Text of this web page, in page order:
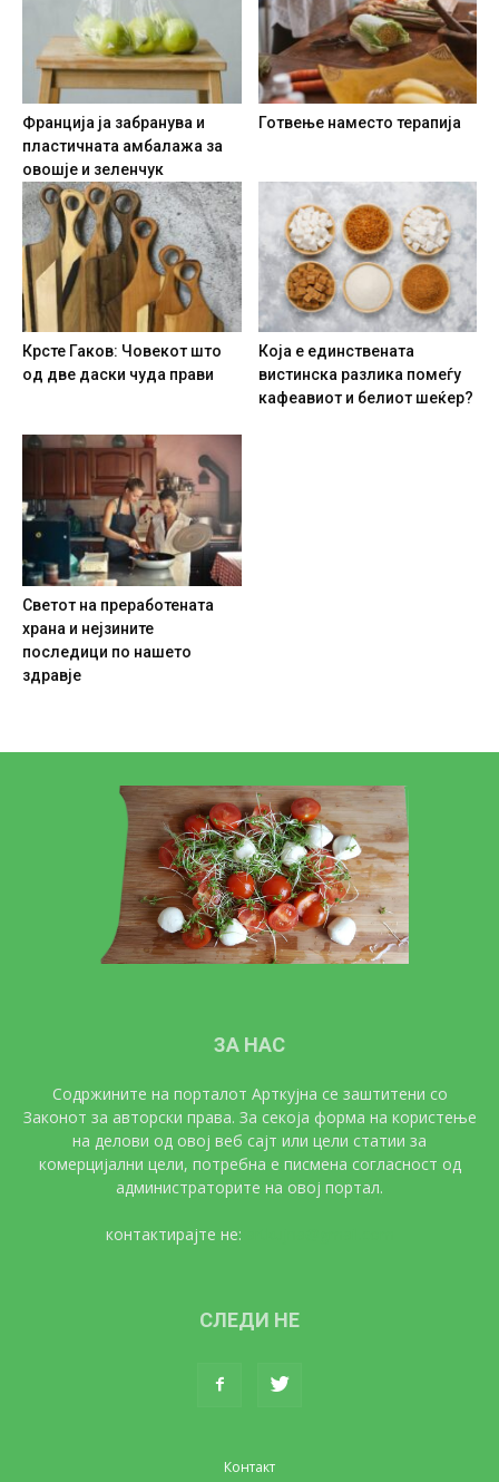
Франција ја забранува и
пластичната амбалажа за
овошје и зеленчук
Готвење наместо терапија
Крсте Гаков: Човекот што
од две даски чуда прави
Која е единствената
вистинска разлика помеѓу
кафеавиот и белиот шеќер?
Светот на преработената
храна и нејзините
последици по нашето
здравје
ЗА НАС
Содржините на порталот Арткујна се заштитени со
Законот за авторски права. За секоја форма на користење
на делови од овој веб сајт или цели статии за
комерцијални цели, потребна е писмена согласност од
администраторите на овој портал.
контактирајте не:
СЛЕДИ НЕ
Контакт